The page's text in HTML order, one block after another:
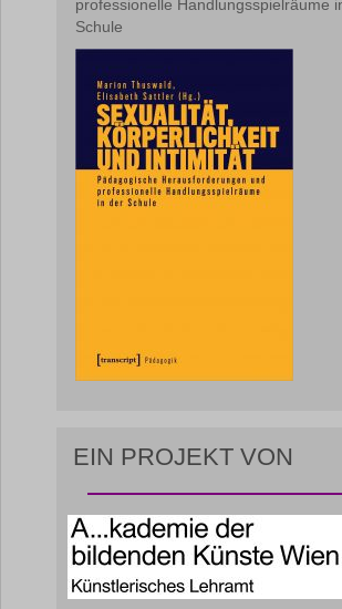
professionelle Handlungsspielräume
Schule
EIN PROJEKT VON